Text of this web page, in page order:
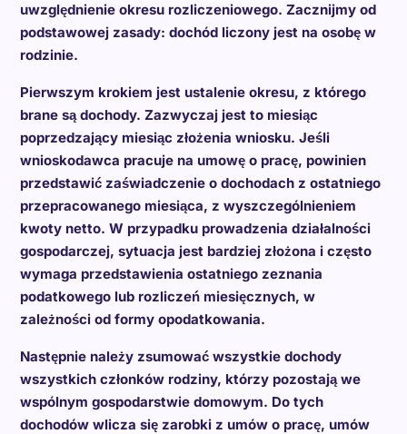
uwzględnienie okresu rozliczeniowego. Zacznijmy od
podstawowej zasady: dochód liczony jest na osobę w
rodzinie.
Pierwszym krokiem jest ustalenie okresu, z którego
brane są dochody. Zazwyczaj jest to miesiąc
poprzedzający miesiąc złożenia wniosku. Jeśli
wnioskodawca pracuje na umowę o pracę, powinien
przedstawić zaświadczenie o dochodach z ostatniego
przepracowanego miesiąca, z wyszczególnieniem
kwoty netto. W przypadku prowadzenia działalności
gospodarczej, sytuacja jest bardziej złożona i często
wymaga przedstawienia ostatniego zeznania
podatkowego lub rozliczeń miesięcznych, w
zależności od formy opodatkowania.
Następnie należy zsumować wszystkie dochody
wszystkich członków rodziny, którzy pozostają we
wspólnym gospodarstwie domowym. Do tych
dochodów wlicza się zarobki z umów o pracę, umów